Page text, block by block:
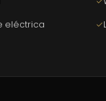
de criar uma
eléctrica ✓